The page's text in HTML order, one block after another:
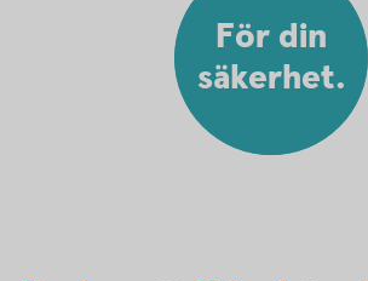
För din
säkerhet.